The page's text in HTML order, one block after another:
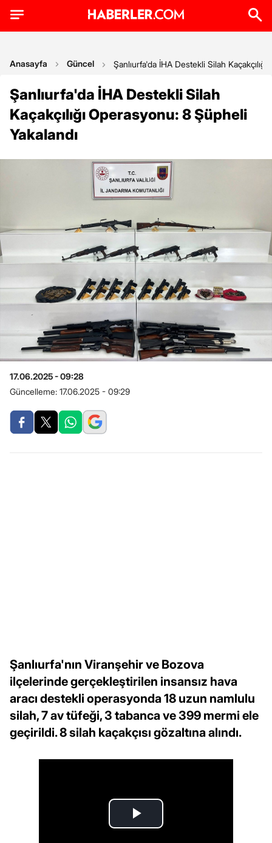
Anasayfa Güncel Şanlıurfa'da İHA Destekli Silah
Şanlıurfa'da İHA Destekli Silah
Kaçakçılığı Operasyonu: 8 Şüpheli
Yakalandı
17.06.2025 - 09:28
Güncelleme: 17.06.2025 - 09:29
Şanlıurfa'nın Viranşehir ve Bozova
ilçelerinde gerçekleştirilen insansız hava
aracı destekli operasyonda 18 uzun namlulu
silah, 7 av tüfeği, 3 tabanca ve 399 mermi ele
geçirildi. 8 silah kaçakçısı gözaltına alındı.